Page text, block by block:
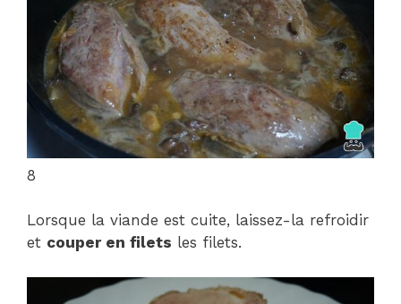
8
Lorsque la viande est cuite, laissez-la refroidir
et couper en filets les filets.